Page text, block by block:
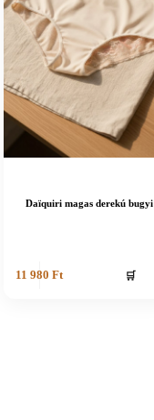
Daïquiri magas derekú bugyi
11 980Ft 🛒